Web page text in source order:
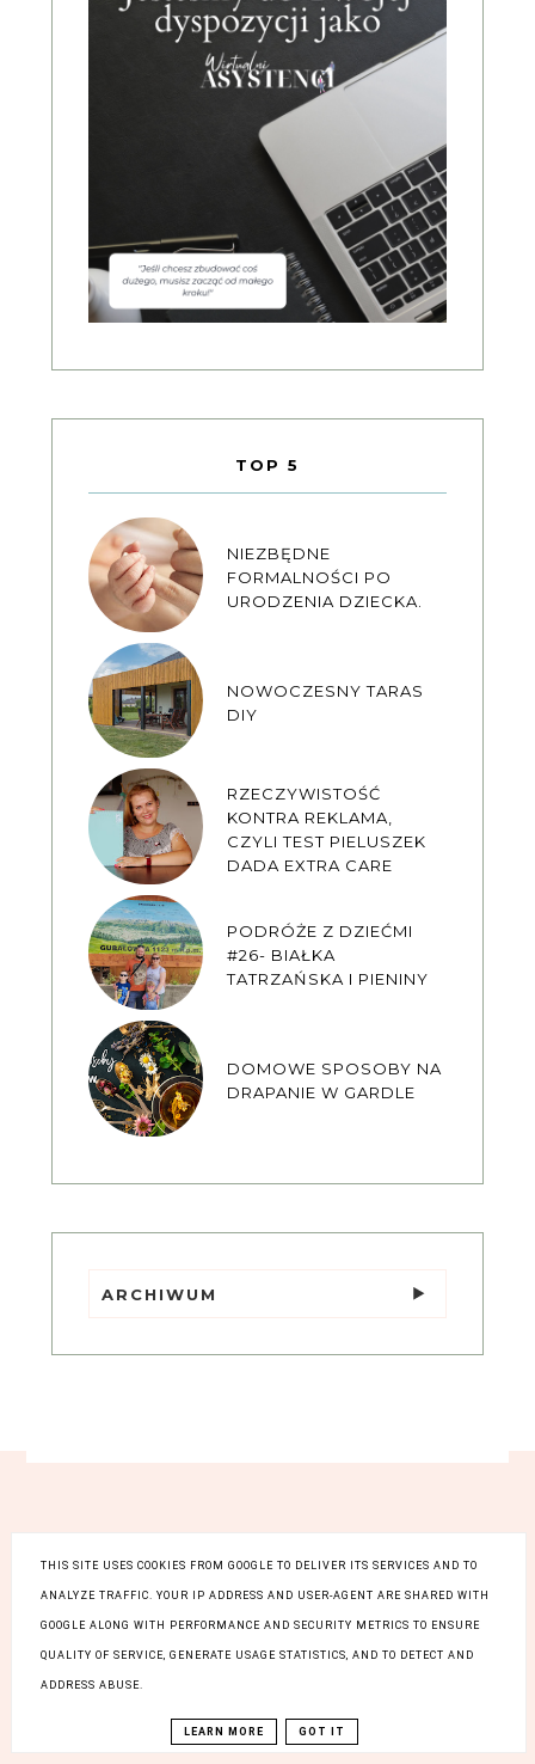
TOP 5
NIEZBĘDNE
FORMALNOŚCI PO
URODZENIA DZIECKA.
NOWOCZESNY TARAS
DIY
RZECZYWISTOŚĆ
KONTRA REKLAMA,
CZYLI TEST PIELUSZEK
DADA EXTRA CARE
PODRÓŻE Z DZIEĆMI
#26- BIAŁKA
TATRZAŃSKA I PIENINY
DOMOWE SPOSOBY NA
DRAPANIE W GARDLE
ARCHIWUM
social media
THIS SITE USES COOKIES FROM GOOGLE TO DELIVER ITS SERVICES AND TO
ANALYZE TRAFFIC. YOUR IP ADDRESS AND USER-AGENT ARE SHARED WITH
GOOGLE ALONG WITH PERFORMANCE AND SECURITY METRICS TO ENSURE
QUALITY OF SERVICE, GENERATE USAGE STATISTICS, AND TO DETECT AND
ADDRESS ABUSE.
LEARN MORE GOT IT